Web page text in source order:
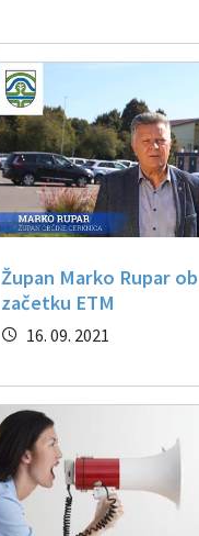
Župan Marko Rupar ob
začetku ETM
16. 09. 2021